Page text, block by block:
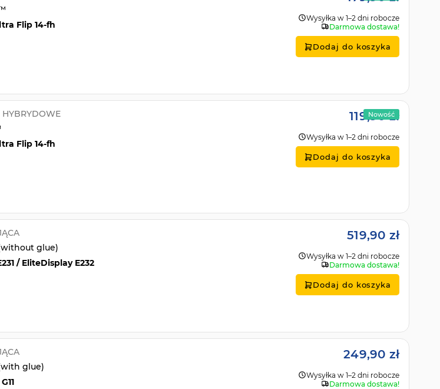
Flip 14-fh
Wysyłka w 1–2 dni robocze
Darmowa dostawa!
Dodaj do koszyka
HYBRYDOWE
Flip 14-fh
Nowość
119,90 zł
Wysyłka w 1–2 dni robocze
Dodaj do koszyka
glue)
/ EliteDisplay E232
519,90 zł
Wysyłka w 1–2 dni robocze
Darmowa dostawa!
Dodaj do koszyka
glue)
249,90 zł
Wysyłka w 1–2 dni robocze
Darmowa dostawa!